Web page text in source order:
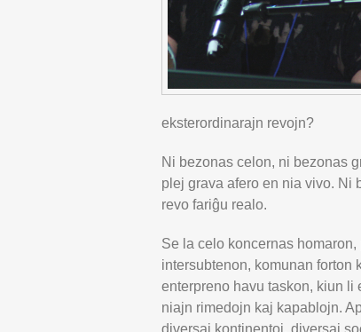
eksterordinarajn revojn?
Ni bezonas celon, ni bezonas
plej grava afero en nia vivo. Ni
revo fariĝu realo.
Se la celo koncernas
intersubtenon, komunan forton
enterpreno havu taskon, kiun
niajn rimedojn kaj kapablojn.
diversaj kontinentoj, diversaj